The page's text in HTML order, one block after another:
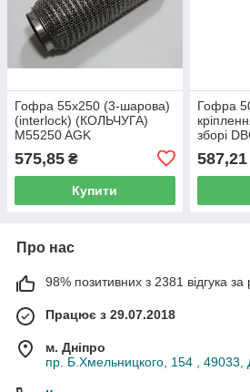
Гофра 55х250 (3-шарова)
(interlock) (КОЛЬЧУГА)
M55250 AGK
575,85 ₴
Купити
Гофра
зборі
587,21
Про нас
98% позитивних з 2381 відгука за
Працює з 29.07.2018
м. Дніпро
пр. Б.Хмельницкого, 154 , 49033,